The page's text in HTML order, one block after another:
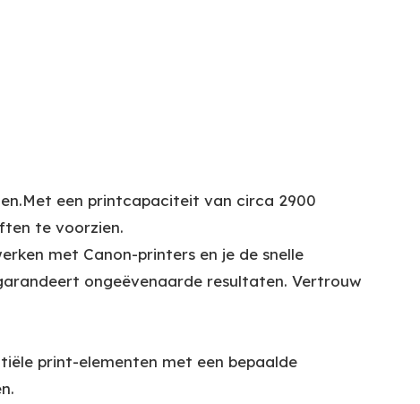
een printcapaciteit van circa 2900
te voorzien.
met Canon-printers en je de snelle
ongeëvenaarde resultaten. Vertrouw
print-elementen met een bepaalde